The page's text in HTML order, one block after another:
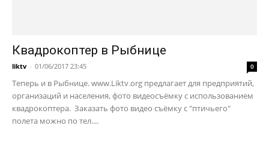
Квадрокоптер в Рыбнице
liktv - 01/06/2017 23:45 0
Теперь и в Рыбнице. www.Liktv.org предлагает для предприятий,
организаций и населения, фото видеосъёмку с использованием
квадрокоптера. Заказать фото видео съёмку с "птичьего"
полета можно по тел....